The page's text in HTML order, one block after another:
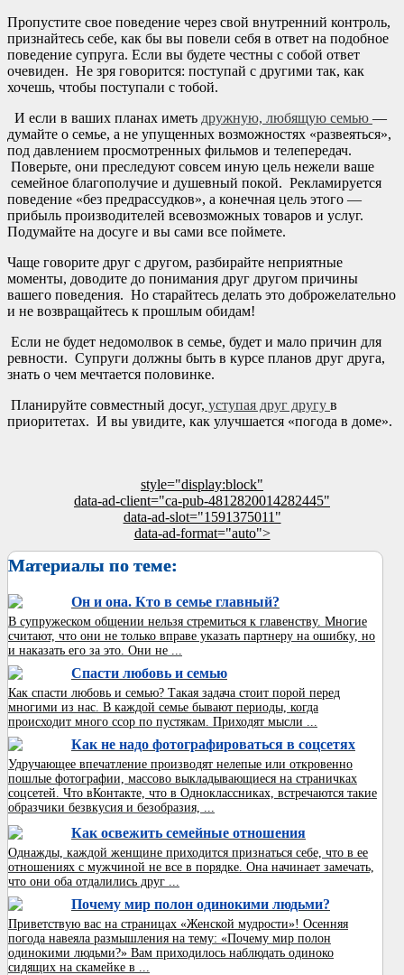
Пропустите свое поведение через свой внутренний контроль,
признайтесь себе, как бы вы повели себя в ответ на подобное
поведение супруга. Если вы будете честны с собой ответ
очевиден. Не зря говорится: поступай с другими так, как
хочешь, чтобы поступали с тобой.
И если в ваших планах иметь дружную, любящую семью —
думайте о семье, а не упущенных возможностях «развеяться»,
под давлением просмотренных фильмов и телепередач.
Поверьте, они преследуют совсем иную цель нежели ваше
семейное благополучие и душевный покой. Рекламируется
поведение «без предрассудков», а конечная цель этого —
прибыль производителей всевозможных товаров и услуг.
Подумайте на досуге и вы сами все поймете.
Чаще говорите друг с другом, разбирайте неприятные
моменты, доводите до понимания друг другом причины
вашего поведения. Но старайтесь делать это доброжелательно
и не возвращайтесь к прошлым обидам!
Если не будет недомолвок в семье, будет и мало причин для
ревности. Супруги должны быть в курсе планов друг друга,
знать о чем мечтается половинке.
Планируйте совместный досуг, уступая друг другу в
приоритетах. И вы увидите, как улучшается «погода в доме».
style="display:block"
data-ad-client="ca-pub-4812820014282445"
data-ad-slot="1591375011"
data-ad-format="auto">
Материалы по теме:
Он и она. Кто в семье главный?
В супружеском общении нельзя стремиться к главенству. Многие
считают, что они не только вправе указать партнеру на ошибку, но
и наказать его за это. Они не ...
Спасти любовь и семью
Как спасти любовь и семью? Такая задача стоит порой перед
многими из нас. В каждой семье бывают периоды, когда
происходит много ссор по пустякам. Приходят мысли ...
Как не надо фотографироваться в соцсетях
Удручающее впечатление производят нелепые или откровенно
пошлые фотографии, массово выкладывающиеся на страничках
соцсетей. Что вКонтакте, что в Одноклассниках, встречаются такие
образчики безвкусия и безобразия, ...
Как освежить семейные отношения
Однажды, каждой женщине приходится признаться себе, что в ее
отношениях с мужчиной не все в порядке. Она начинает замечать,
что они оба отдалились друг ...
Почему мир полон одинокими людьми?
Приветствую вас на страницах «Женской мудрости»! Осенняя
погода навеяла размышления на тему: «Почему мир полон
одинокими людьми?» Вам приходилось наблюдать одиноко
сидящих на скамейке в ...